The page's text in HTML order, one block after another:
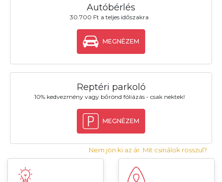
Autóbérlés
30.700 Ft a teljes időszakra
MEGNÉZEM
Reptéri parkoló
10% kedvezmény vagy bőrönd fóliázás - csak nektek!
MEGNÉZEM
Nem jön ki az ár. Mit csinálok rosszul?